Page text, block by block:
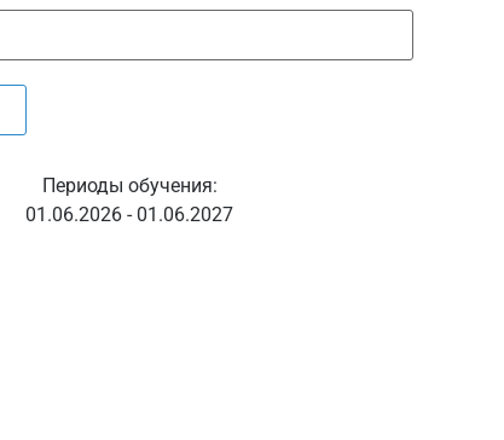
Периоды обучения:
01.06.2026 - 01.06.2027